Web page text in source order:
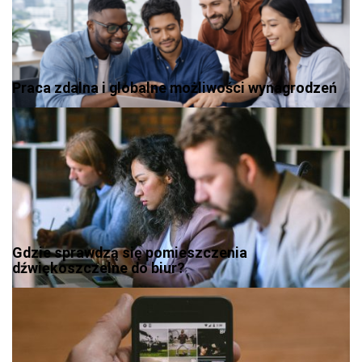
Praca zdalna i globalne możliwości wynagrodzeń
Gdzie sprawdzą się pomieszczenia
dźwiękoszczelne do biur?